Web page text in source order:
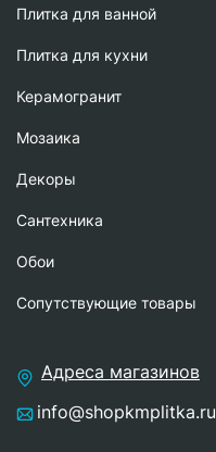
Плитка для ванной
Плитка для кухни
Керамогранит
Мозаика
Декоры
Сантехника
Обои
Сопутствующие товары
Адреса магазинов
info@shopkmplitka.ru